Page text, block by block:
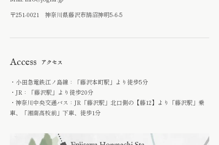
〒251-0021 神奈川県藤沢市鵠沼神明5-6-5
Access アクセス
・小田急電鉄江ノ島線：「藤沢本町駅」より徒歩5分
・JR：「藤沢駅」より徒歩20分
・神奈川中央交通バス：JR「藤沢駅」北口側の【藤12】より「藤沢駅」乗
車、「湘南高校前」下車、徒歩1分